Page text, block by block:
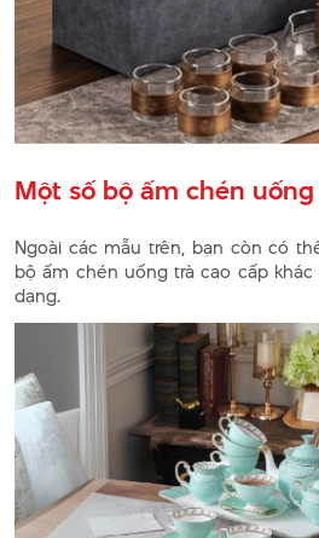
Một số bộ ấm chén
Ngoài các mẫu trên, bạn còn có
bộ ấm chén uống trà cao cấp
dạng.